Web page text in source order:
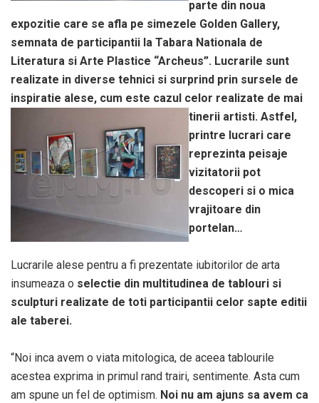
parte din noua
expozitie care se afla pe simezele Golden Gallery,
semnata de participantii la Tabara Nationala de
Literatura si Arte Plastice “Archeus”. Lucrarile sunt
realizate in diverse tehnici si surprind prin sursele de
inspiratie alese, cum este cazul celor realizate de mai
tinerii artisti. Astfel,
printre lucrari care
reprezinta peisaje
vizitatorii pot
descoperi si o mica
vrajitoare din
portelan…
Lucrarile alese pentru a fi prezentate iubitorilor de arta
insumeaza o selectie din multitudinea de tablouri si
sculpturi realizate de toti participantii celor sapte editii
ale taberei.
“Noi inca avem o viata mitologica, de aceea tablourile
acestea exprima in primul rand trairi, sentimente. Asta cum
am spune un fel de optimism. Noi nu am ajuns sa avem ca